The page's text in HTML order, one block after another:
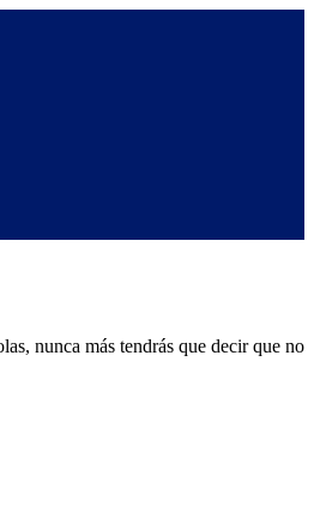
nunca más tendrás que decir que no